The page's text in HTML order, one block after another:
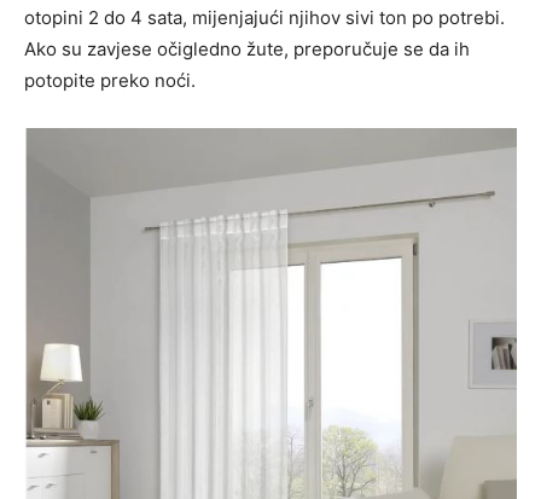
otopini 2 do 4 sata, mijenjajući njihov sivi ton po potrebi.
Ako su zavjese očigledno žute, preporučuje se da ih
potopite preko noći.